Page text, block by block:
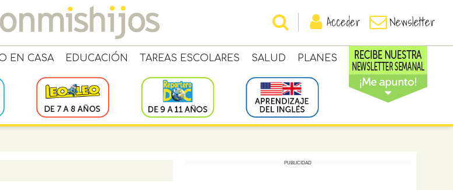
Acceder Newsletter
EN CASA EDUCACIÓN TAREAS ESCOLARES SALUD PLANES
PUBLICIDAD